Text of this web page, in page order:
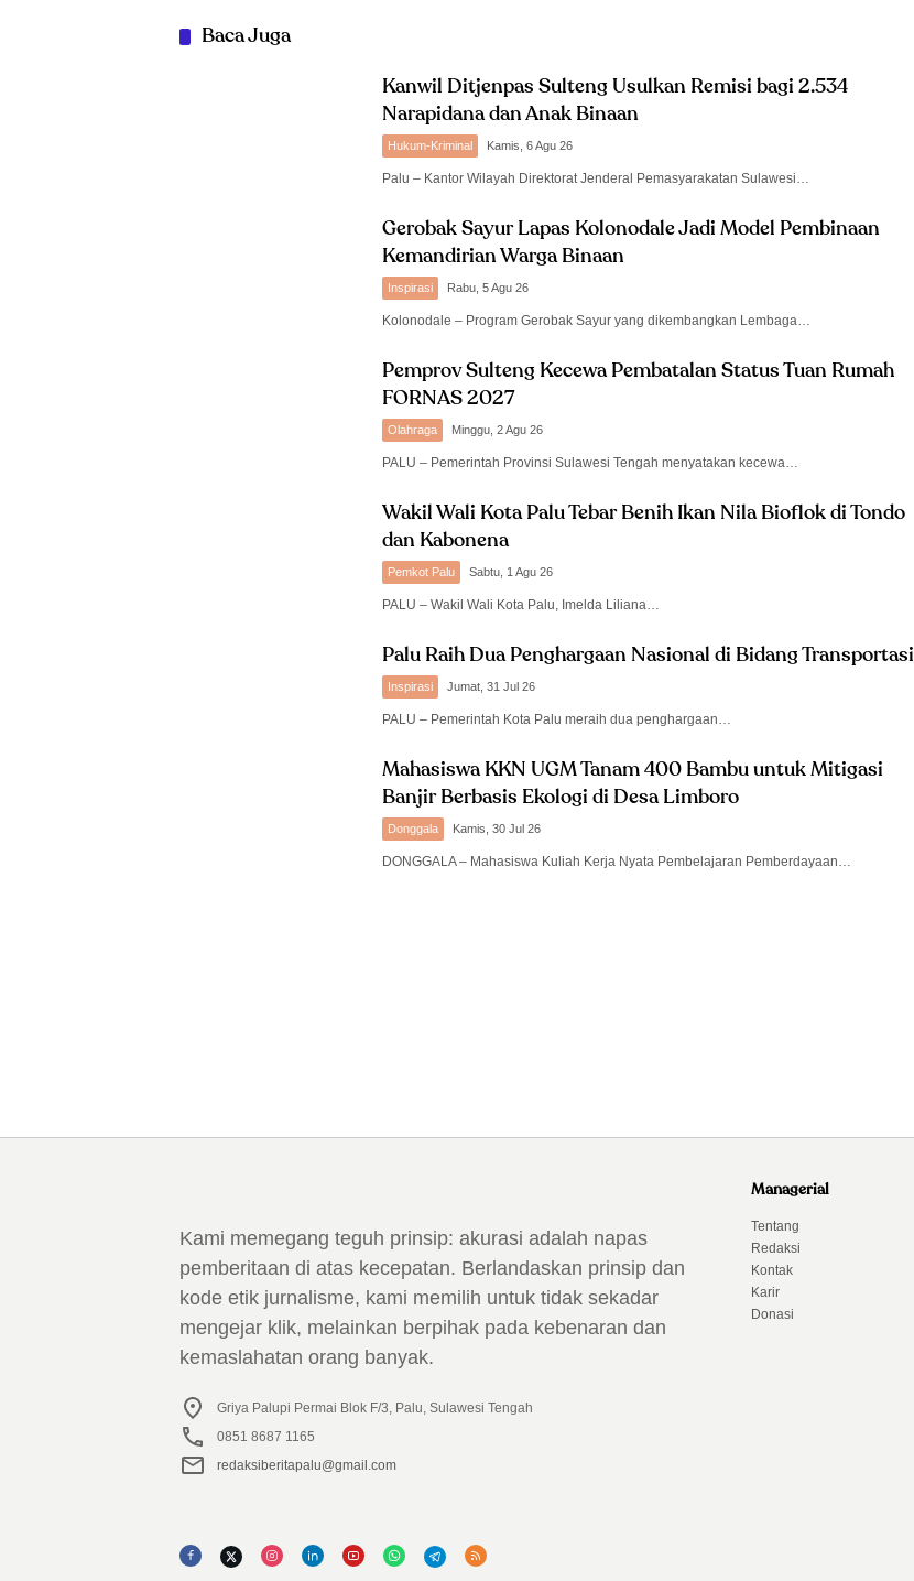
Baca Juga
Kanwil Ditjenpas Sulteng Usulkan Remisi bagi 2.534
Narapidana dan Anak Binaan
Hukum-Kriminal Kamis, 6 Agu 26
Palu – Kantor Wilayah Direktorat Jenderal Pemasyarakatan Sulawesi…
Gerobak Sayur Lapas Kolonodale Jadi Model Pembinaan
Kemandirian Warga Binaan
Inspirasi Rabu, 5 Agu 26
Kolonodale – Program Gerobak Sayur yang dikembangkan Lembaga…
Pemprov Sulteng Kecewa Pembatalan Status Tuan Rumah
FORNAS 2027
Olahraga Minggu, 2 Agu 26
PALU – Pemerintah Provinsi Sulawesi Tengah menyatakan kecewa…
Wakil Wali Kota Palu Tebar Benih Ikan Nila Bioflok di Tondo
dan Kabonena
Pemkot Palu Sabtu, 1 Agu 26
PALU – Wakil Wali Kota Palu, Imelda Liliana…
Palu Raih Dua Penghargaan Nasional di Bidang Transportasi
Inspirasi Jumat, 31 Jul 26
PALU – Pemerintah Kota Palu meraih dua penghargaan…
Mahasiswa KKN UGM Tanam 400 Bambu untuk Mitigasi
Banjir Berbasis Ekologi di Desa Limboro
Donggala Kamis, 30 Jul 26
DONGGALA – Mahasiswa Kuliah Kerja Nyata Pembelajaran Pemberdayaan…
Kami memegang teguh prinsip: akurasi adalah napas
pemberitaan di atas kecepatan. Berlandaskan prinsip dan
kode etik jurnalisme, kami memilih untuk tidak sekadar
mengejar klik, melainkan berpihak pada kebenaran dan
kemaslahatan orang banyak.
Griya Palupi Permai Blok F/3, Palu, Sulawesi Tengah
0851 8687 1165
redaksiberitapalu@gmail.com
Managerial
Tentang
Redaksi
Kontak
Karir
Donasi